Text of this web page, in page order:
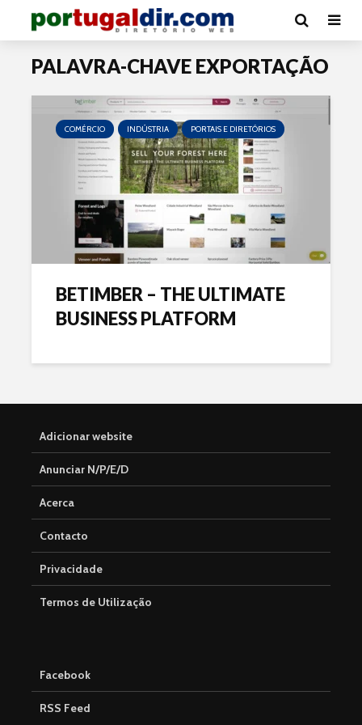
PALAVRA-CHAVE EXPORTAÇÃO
COMÉRCIO INDÚSTRIA PORTAIS E DIRETÓRIOS
BETIMBER – THE ULTIMATE
BUSINESS PLATFORM
Adicionar website
Anunciar N/P/E/D
Acerca
Contacto
Privacidade
Termos de Utilização
Facebook
RSS Feed